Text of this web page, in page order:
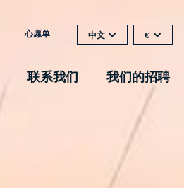
心愿单 中文 €
联系我们 我们的招聘